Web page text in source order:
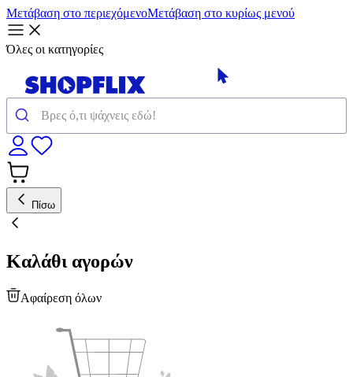
Μετάβαση στο περιεχόμενοΜετάβαση στο κυρίως μενού
Όλες οι κατηγορίες
Πίσω
Καλάθι αγορών
Αφαίρεση όλων